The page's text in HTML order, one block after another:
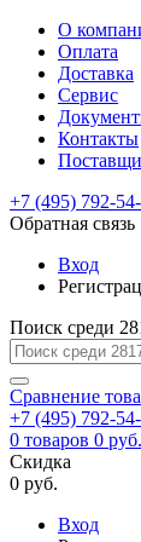
Вход
Только
test@example.com
отправлена
по
ней
для
регистрации.
Ок
Только
меня
Восстановление
пароля
Заполните
форму.
Мы
отправим
ссылку
на
указанный
адрес,
перейдя
по
которой
вы
новый
На
вашу
test@test.ru
отправлена
ссылка.
Перейдите
по
для
смены
пароля.
Введите
новый
пароль
Сменить
Пароль
успешно
Войти
Обратная
связь
Сообщение
Ваше
сообщение
успешно
О
Оплата
Доставка
Сервис
Контакты
+7 (495) 792-
Обратная связь
Вход
Поиск среди
Сравнение
+7 (495) 792-
0 товаров 0 руб.
Скидка
0 руб.
Вход